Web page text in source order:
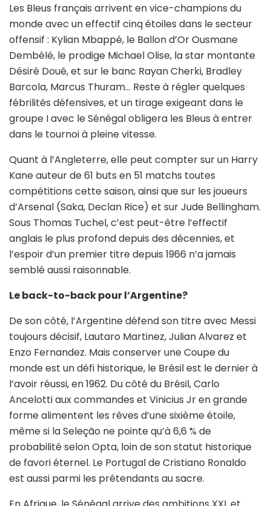
Les Bleus français arrivent en vice-champions du
monde avec un effectif cinq étoiles dans le secteur
offensif : Kylian Mbappé, le Ballon d’Or Ousmane
Dembélé, le prodige Michael Olise, la star montante
Désiré Doué, et sur le banc Rayan Cherki, Bradley
Barcola, Marcus Thuram… Reste à régler quelques
fébrilités défensives, et un tirage exigeant dans le
groupe I avec le Sénégal obligera les Bleus à entrer
dans le tournoi à pleine vitesse.
Quant à l’Angleterre, elle peut compter sur un Harry
Kane auteur de 61 buts en 51 matchs toutes
compétitions cette saison, ainsi que sur les joueurs
d’Arsenal (Saka, Declan Rice) et sur Jude Bellingham.
Sous Thomas Tuchel, c’est peut-être l’effectif
anglais le plus profond depuis des décennies, et
l’espoir d’un premier titre depuis 1966 n’a jamais
semblé aussi raisonnable.
Le back-to-back pour l’Argentine?
De son côté, l’Argentine défend son titre avec Messi
toujours décisif, Lautaro Martinez, Julian Alvarez et
Enzo Fernandez. Mais conserver une Coupe du
monde est un défi historique, le Brésil est le dernier à
l’avoir réussi, en 1962. Du côté du Brésil, Carlo
Ancelotti aux commandes et Vinicius Jr en grande
forme alimentent les rêves d’une sixième étoile,
même si la Seleção ne pointe qu’à 6,6 % de
probabilité selon Opta, loin de son statut historique
de favori éternel. Le Portugal de Cristiano Ronaldo
est aussi parmi les prétendants au sacre.